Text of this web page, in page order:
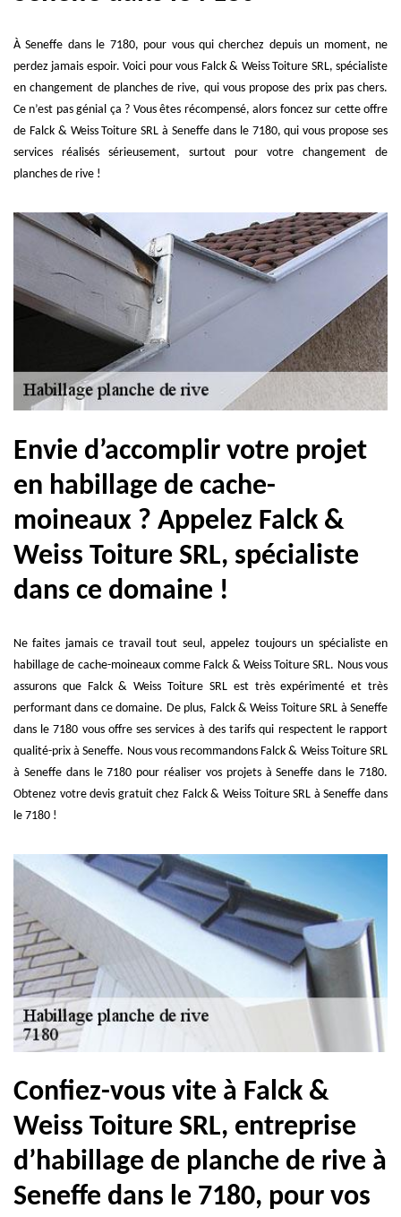
À Seneffe dans le 7180, pour vous qui cherchez depuis un moment, ne
perdez jamais espoir. Voici pour vous Falck & Weiss Toiture SRL, spécialiste
en changement de planches de rive, qui vous propose des prix pas chers.
Ce n’est pas génial ça ? Vous êtes récompensé, alors foncez sur cette offre
de Falck & Weiss Toiture SRL à Seneffe dans le 7180, qui vous propose ses
services réalisés sérieusement, surtout pour votre changement de
planches de rive !
Envie d’accomplir votre projet
en habillage de cache-
moineaux ? Appelez Falck &
Weiss Toiture SRL, spécialiste
dans ce domaine !
Ne faites jamais ce travail tout seul, appelez toujours un spécialiste en
habillage de cache-moineaux comme Falck & Weiss Toiture SRL. Nous vous
assurons que Falck & Weiss Toiture SRL est très expérimenté et très
performant dans ce domaine. De plus, Falck & Weiss Toiture SRL à Seneffe
dans le 7180 vous offre ses services à des tarifs qui respectent le rapport
qualité-prix à Seneffe. Nous vous recommandons Falck & Weiss Toiture SRL
à Seneffe dans le 7180 pour réaliser vos projets à Seneffe dans le 7180.
Obtenez votre devis gratuit chez Falck & Weiss Toiture SRL à Seneffe dans
le 7180 !
Confiez-vous vite à Falck &
Weiss Toiture SRL, entreprise
d’habillage de planche de rive à
Seneffe dans le 7180, pour vos